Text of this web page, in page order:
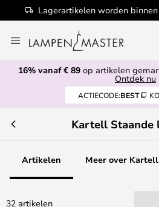
verzonden
naar
de
inhoud
16% vanaf € 89 op artikelen
Ontdek nu
ACTIECODE:BEST
Kartell Staande
Artikelen Meer over
32 artikelen